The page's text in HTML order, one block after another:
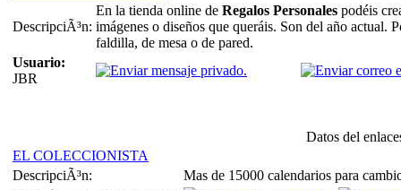
DescripciÃ³n:
En la tienda online de Regalos Personales podéis
imágenes o diseños que queráis. Son del año actual.
faldilla, de mesa o de pared.
Usuario:
JBR
Datos del
EL COLECCIONISTA
DescripciÃ³n:
Mas de 15000 calendarios para